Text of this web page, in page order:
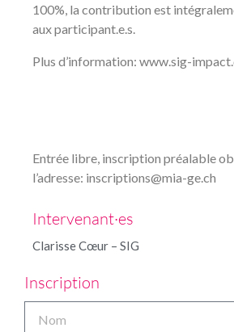
100%, la contribution est
aux participant.e.s.
Plus d’information: www.sig-
Entrée libre, inscription préalable
l’adresse: inscriptions@mia-ge.ch
Intervenant·es
Clarisse Cœur – SIG
Inscription